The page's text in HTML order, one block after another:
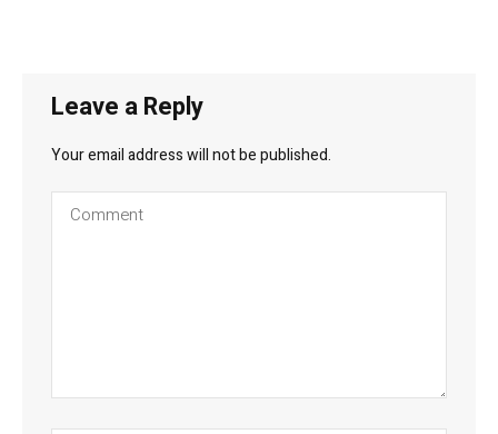
Leave a Reply
Your email address will not be published.